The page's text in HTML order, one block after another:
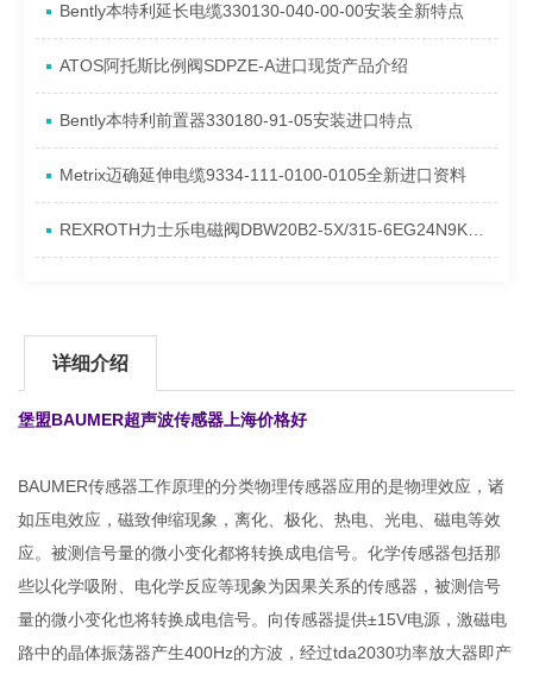
Bently本特利延长电缆330130-040-00-00安装全新特点
ATOS阿托斯比例阀SDPZE-A进口现货产品介绍
​Bently本特利前置器330180-91-05安装进口特点
Metrix迈确延伸电缆9334-111-0100-0105全新进口资料
REXROTH力士乐电磁阀DBW20B2-5X/315-6EG24N9K4到货进口资料
详细介绍
堡盟BAUMER超声波传感器 上海价格好
BAUMER传感器工作原理的分类物理传感器应用的是物理效应，诸
如压电效应，磁致伸缩现象，离化、极化、热电、光电、磁电等效
应。被测信号量的微小变化都将转换成电信号。化学传感器包括那
些以化学吸附、电化学反应等现象为因果关系的传感器，被测信号
量的微小变化也将转换成电信号。向传感器提供±15V电源，激磁电
路中的晶体振荡器产生400Hz的方波，经过tda2030功率放大器即产